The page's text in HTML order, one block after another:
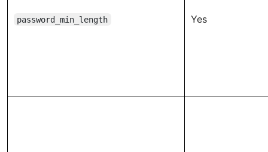
password_min_length Yes